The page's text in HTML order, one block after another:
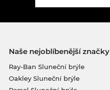
Naše nejoblíbenější
Ray-Ban Sluneční brýle
Oakley Sluneční brýle